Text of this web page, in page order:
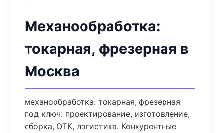
Механообработка:
токарная, фрезерная в
Москва
механообработка: токарная, фрезерная
под ключ: проектирование, изготовление,
сборка, ОТК, логистика. Конкурентные